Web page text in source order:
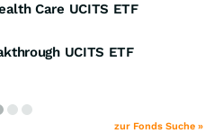
Care UCITS ETF
UCITS ETF
zur Fonds Suche »